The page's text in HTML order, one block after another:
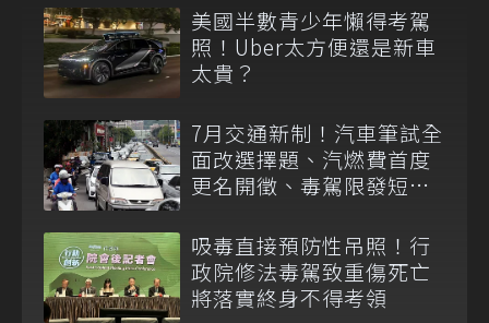
美國半數青少年懶得考駕
照！Uber太方便還是新車
太貴？
7月交通新制！汽車筆試全
面改選擇題、汽燃費首度
更名開徵、毒駕限發短期
吸毒直接預防性吊照！行
政院修法毒駕致重傷死亡
將落實終身不得考領